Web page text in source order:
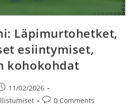
Läpimurtohetket,
esiintymiset,
kohokohdat
11/02/2026
Post0 Comments